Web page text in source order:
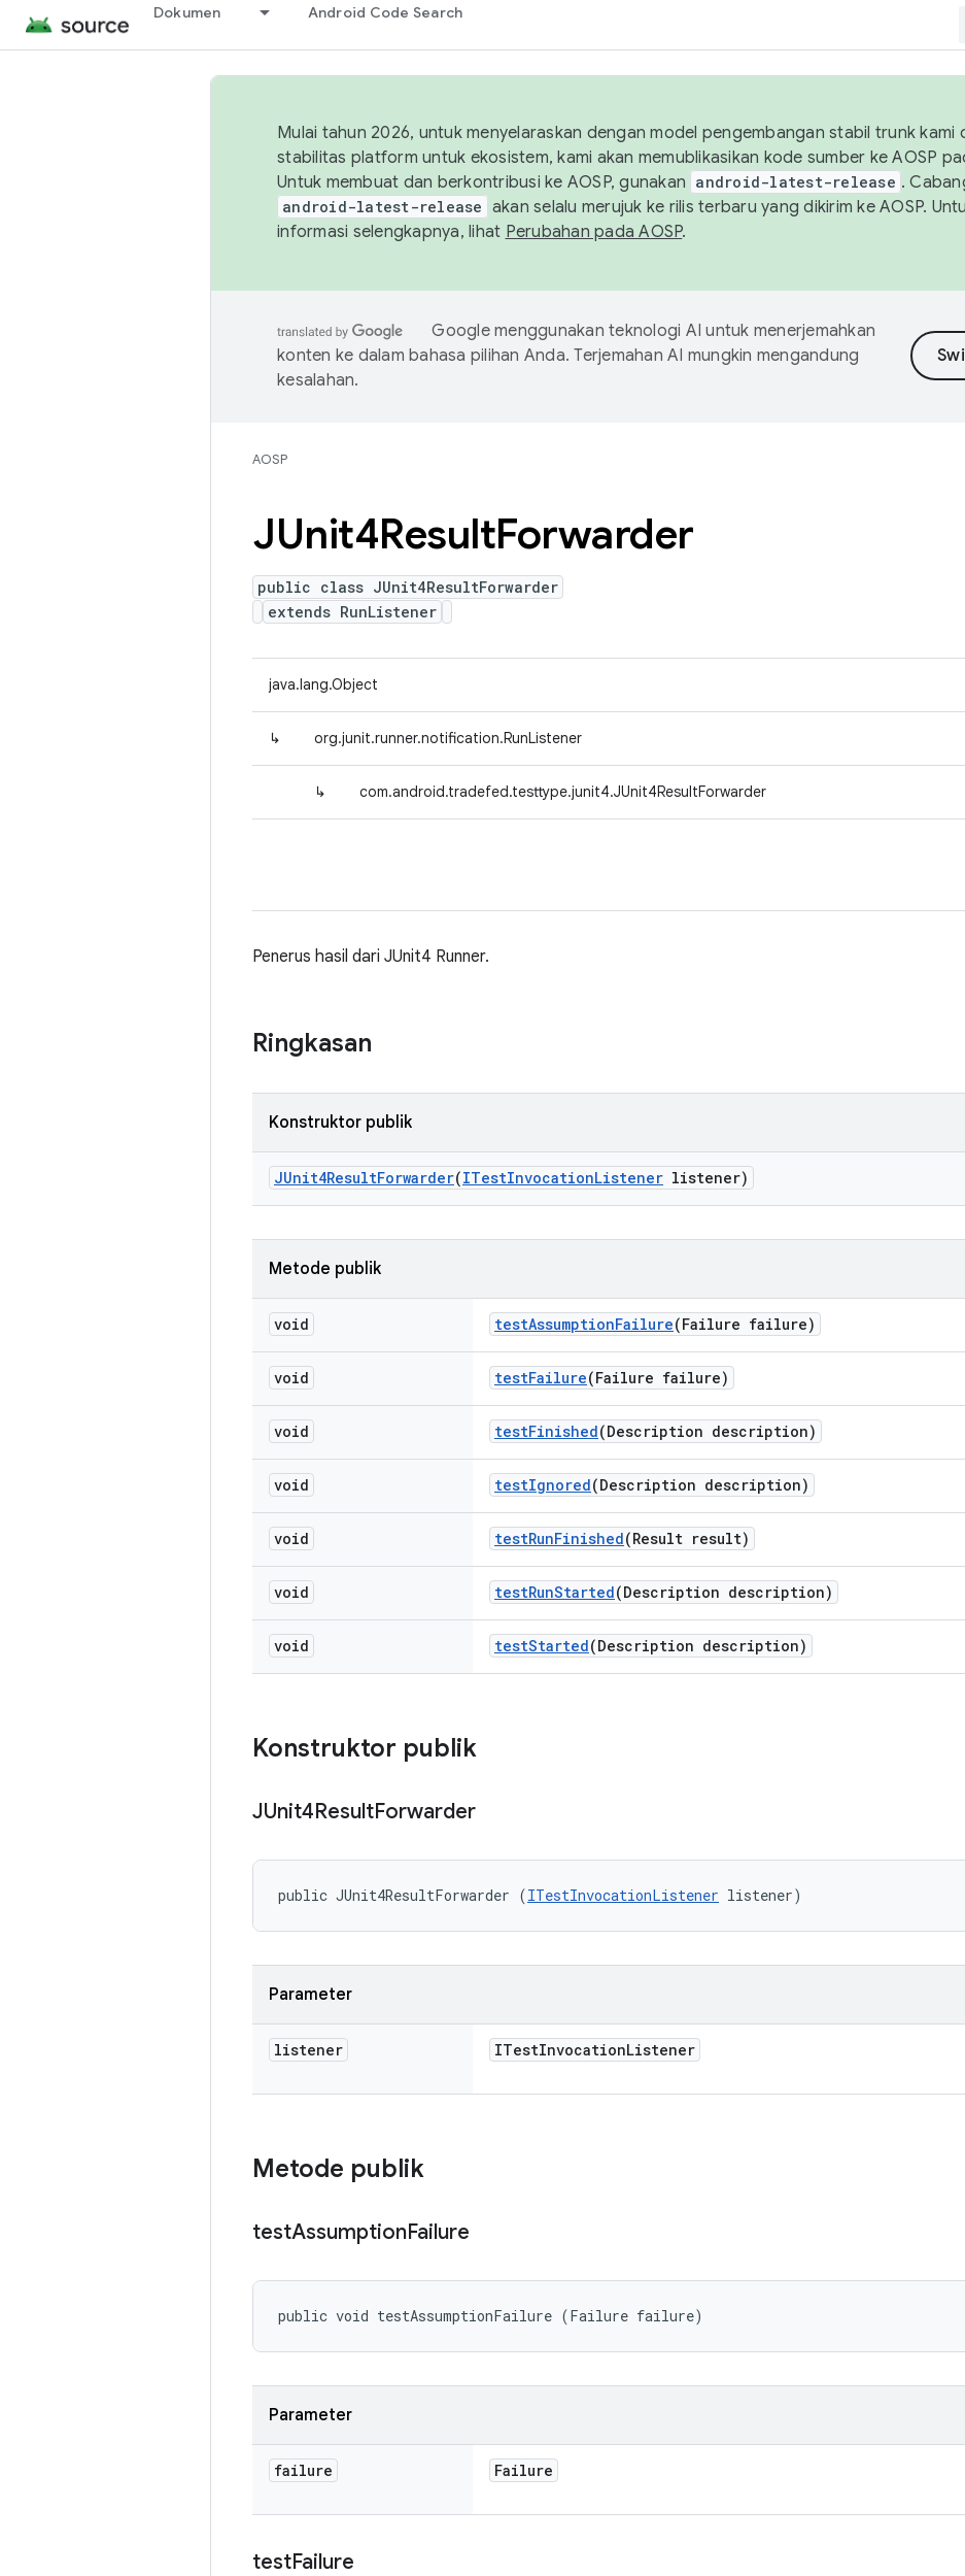
Dokumen Android Code Search
Mulai tahun 2026, untuk menyelaraskan dengan model pengembangan stabil trunk kami
stabilitas platform untuk ekosistem, kami akan memublikasikan kode sumber ke AOSP
Untuk membuat dan berkontribusi ke AOSP, gunakan android-latest-release .
android-latest-release akan selalu merujuk ke rilis terbaru yang dikirim ke AOSP.
informasi selengkapnya, lihat Perubahan pada AOSP.
Google menggunakan teknologi AI untuk menerjemahkan
konten ke dalam bahasa pilihan Anda. Terjemahan AI mungkin mengandung
kesalahan.
AOSP
JUnit4ResultForwarder
public class JUnit4ResultForwarder
extends RunListener
java.lang.Object
↳ org.junit.runner.notification.RunListener
↳ com.android.tradefed.testtype.junit4.JUnit4ResultForwarder
Penerus hasil dari JUnit4 Runner.
Ringkasan
Konstruktor publik
JUnit4ResultForwarder(ITestInvocationListener listener)
Metode publik
void testAssumptionFailure(Failure failure)
void testFailure(Failure failure)
void testFinished(Description description)
void testIgnored(Description description)
void testRunFinished(Result result)
void testRunStarted(Description description)
void testStarted(Description description)
Konstruktor publik
JUnit4ResultForwarder
public JUnit4ResultForwarder (ITestInvocationListener listener)
Parameter
listener ITestInvocationListener
Metode publik
testAssumptionFailure
public void testAssumptionFailure (Failure failure)
Parameter
failure Failure
testFailure